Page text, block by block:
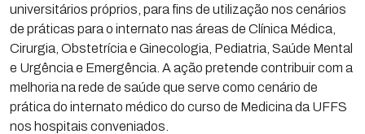
universitários próprios, para fins de utilização nos cenários
de práticas para o internato nas áreas de Clínica Médica,
Cirurgia, Obstetrícia e Ginecologia, Pediatria, Saúde Mental
e Urgência e Emergência. A ação pretende contribuir com a
melhoria na rede de saúde que serve como cenário de
prática do internato médico do curso de Medicina da UFFS
nos hospitais conveniados.